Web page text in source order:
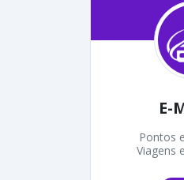
E-
Pontos
Viagens